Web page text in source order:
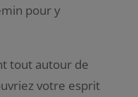
pour y
tout autour de
votre esprit